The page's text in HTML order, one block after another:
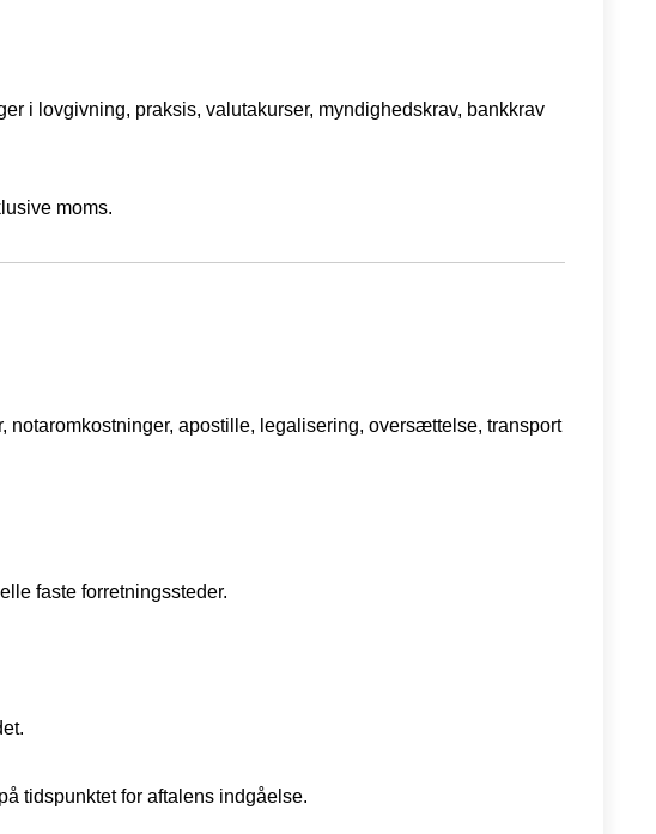
i lovgivning, praksis, valutakurser, myndighedskrav, bankkrav
moms.
notaromkostninger, apostille, legalisering, oversættelse, transport
faste forretningssteder.
tidspunktet for aftalens indgåelse.